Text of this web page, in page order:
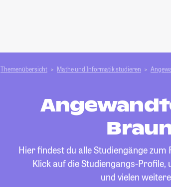
Themenübersicht Mathe und Informatik studieren
Hier findest du alle Studiengänge zum
Klick auf die Studiengangs-
und vielen